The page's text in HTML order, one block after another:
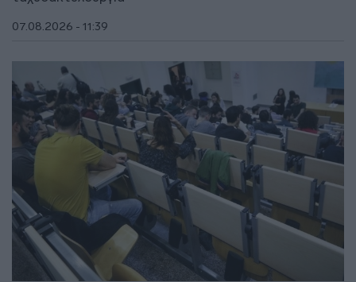
07.08.2026 - 11:39